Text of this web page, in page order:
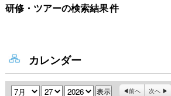
研修・ツアーに参加
研修・ツアーの検索結果件
カレンダー
月 日 年 前へ 次へ